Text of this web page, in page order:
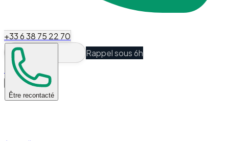
+33 6 38 75 22 70
Être recontacté
Rappel sous 6h
Espace Client